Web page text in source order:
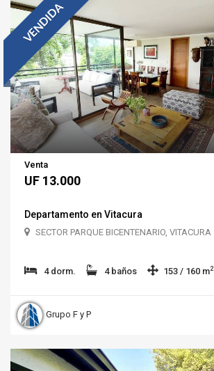
VENDIDA
Venta
UF 13.000
Departamento en Vitacura
SECTOR PARQUE BICENTENARIO, VITACURA
4 dorm. 4 baños 153 / 160 m2
Grupo F y P